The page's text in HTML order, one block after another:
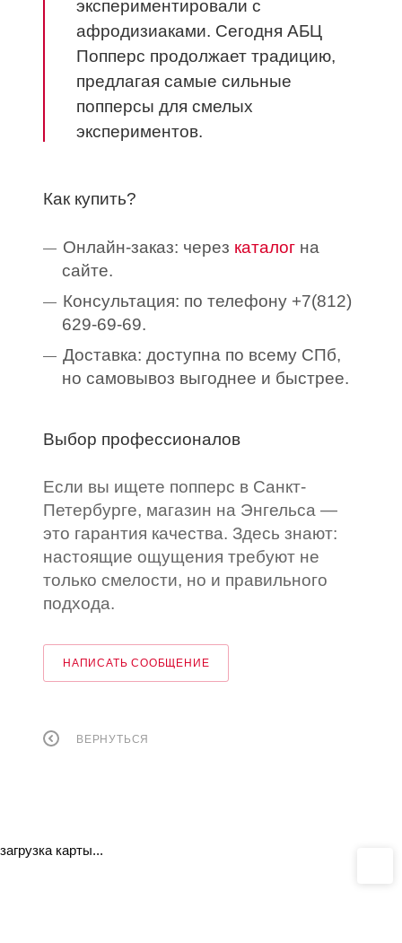
экспериментировали с
афродизиаками. Сегодня АБЦ
Попперс продолжает традицию,
предлагая самые сильные
попперсы для смелых
экспериментов.
Как купить?
Онлайн-заказ: через каталог на
сайте.
Консультация: по телефону +7(812)
629-69-69.
Доставка: доступна по всему СПб,
но самовывоз выгоднее и быстрее.
Выбор профессионалов
Если вы ищете попперс в Санкт-
Петербурге, магазин на Энгельса —
это гарантия качества. Здесь знают:
настоящие ощущения требуют не
только смелости, но и правильного
подхода.
НАПИСАТЬ СООБЩЕНИЕ
ВЕРНУТЬСЯ
загрузка карты...